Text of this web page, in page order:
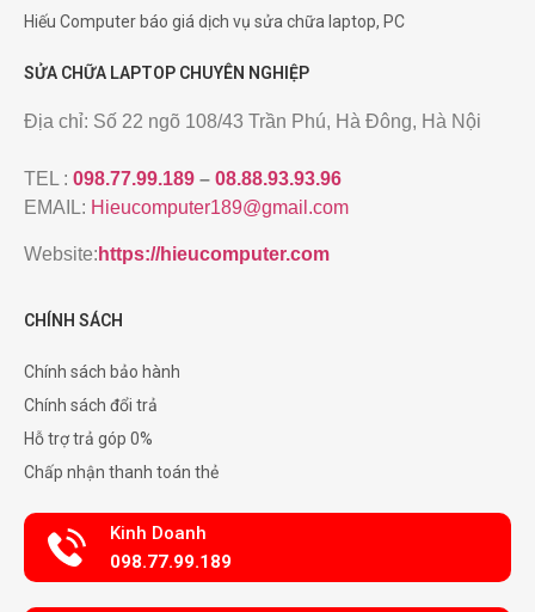
Hiếu Computer báo giá dịch vụ sửa chữa laptop, PC
SỬA CHỮA LAPTOP CHUYÊN NGHIỆP
Địa chỉ: Số 22 ngõ 108/43 Trần Phú, Hà Đông, Hà Nội
TEL : 098.77.99.189 – 08.88.93.93.96
EMAIL: Hieucomputer189@gmail.com
Website: https://hieucomputer.com
CHÍNH SÁCH
Chính sách bảo hành
Chính sách đổi trả
Hỗ trợ trả góp 0%
Chấp nhận thanh toán thẻ
Kinh Doanh
098.77.99.189